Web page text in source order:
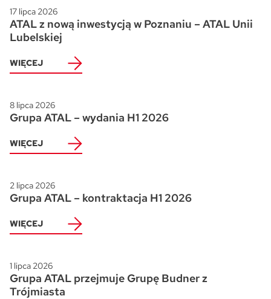
17 lipca 2026
ATAL z nową inwestycją w Poznaniu – ATAL Unii
Lubelskiej
WIĘCEJ
8 lipca 2026
Grupa ATAL – wydania H1 2026
WIĘCEJ
2 lipca 2026
Grupa ATAL – kontraktacja H1 2026
WIĘCEJ
1 lipca 2026
Grupa ATAL przejmuje Grupę Budner z
Trójmiasta